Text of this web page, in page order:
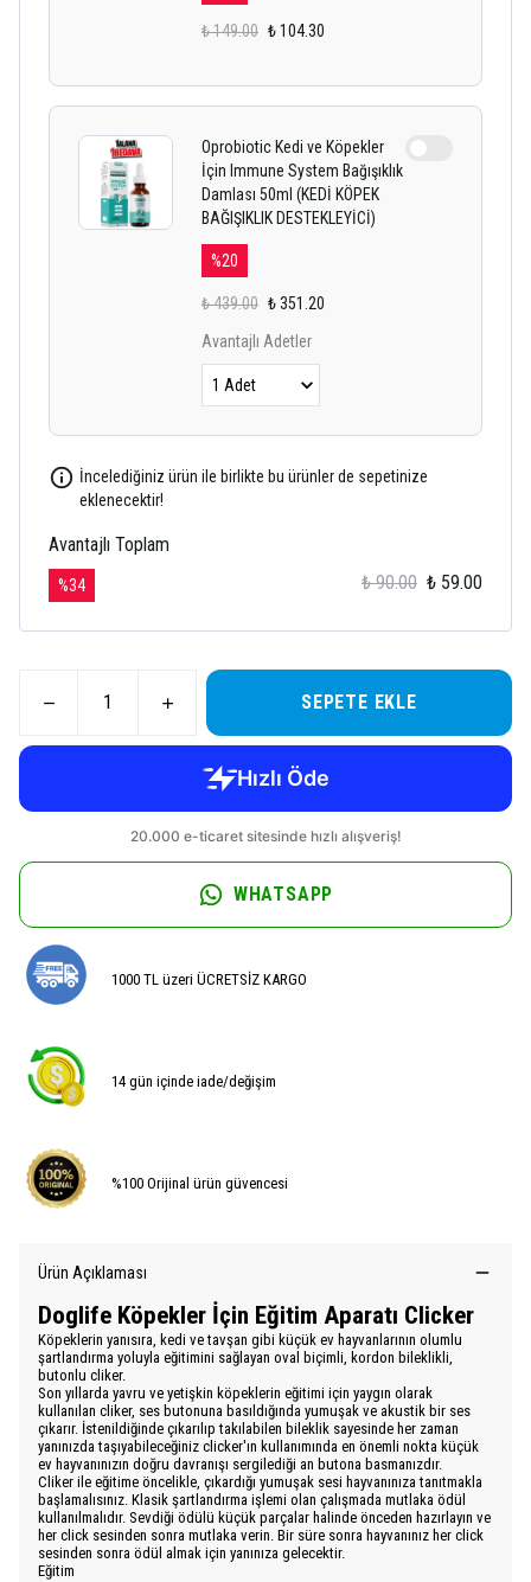
₺ 149.00 ₺ 104.30
Oprobiotic Kedi ve Köpekler
İçin Immune System Bağışıklık
Damlası 50ml (KEDİ KÖPEK
BAĞIŞIKLIK DESTEKLEYİCİ)
%20
₺ 439.00 ₺ 351.20
Avantajlı Adetler
İncelediğiniz ürün ile birlikte bu ürünler de sepetinize
eklenecektir!
Avantajlı Toplam
%34 ₺ 90.00 ₺ 59.00
SEPETE EKLE
WHATSAPP
1000 TL üzeri ÜCRETSİZ KARGO
14 gün içinde iade/değişim
%100 Orijinal ürün güvencesi
Ürün Açıklaması
Doglife Köpekler İçin Eğitim Aparatı Clicker
Köpeklerin yanısıra, kedi ve tavşan gibi küçük ev hayvanlarının olumlu
şartlandırma yoluyla eğitimini sağlayan oval biçimli, kordon bileklikli,
butonlu cliker.
Son yıllarda yavru ve yetişkin köpeklerin eğitimi için yaygın olarak
kullanılan cliker, ses butonuna basıldığında yumuşak ve akustik bir ses
çıkarır. İstenildiğinde çıkarılıp takılabilen bileklik sayesinde her zaman
yanınızda taşıyabileceğiniz clicker'ın kullanımında en önemli nokta küçük
ev hayvanınızın doğru davranışı sergilediği an butona basmanızdır.
Cliker ile eğitime öncelikle, çıkardığı yumuşak sesi hayvanınıza tanıtmakla
başlamalısınız. Klasik şartlandırma işlemi olan çalışmada mutlaka ödül
kullanılmalıdır. Sevdiği ödülü küçük parçalar halinde önceden hazırlayın ve
her click sesinden sonra mutlaka verin. Bir süre sonra hayvanınız her click
sesinden sonra ödül almak için yanınıza gelecektir.
Eğitim